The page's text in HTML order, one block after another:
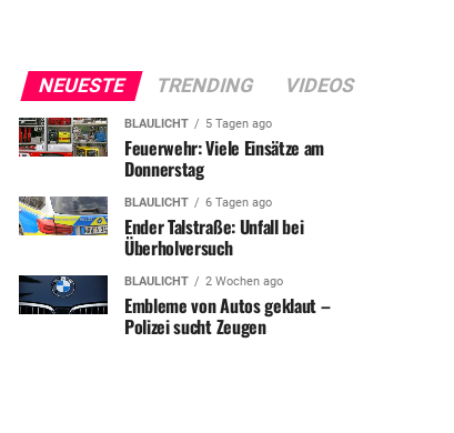
NEUESTE TRENDING VIDEOS
BLAULICHT 5 Tagen ago
Feuerwehr: Viele Einsätze am
Donnerstag
BLAULICHT 6 Tagen ago
Ender Talstraße: Unfall bei
Überholversuch
BLAULICHT 2 Wochen ago
Embleme von Autos geklaut –
Polizei sucht Zeugen